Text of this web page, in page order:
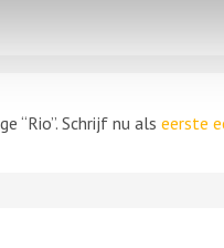
“Rio”. Schrijf nu als eerste